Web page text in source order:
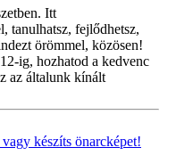
Itt
tanulhatsz, fejlődhetsz,
örömmel, közösen!
ig, hozhatod a kedvenc
az általunk kínált
készíts önarcképet!